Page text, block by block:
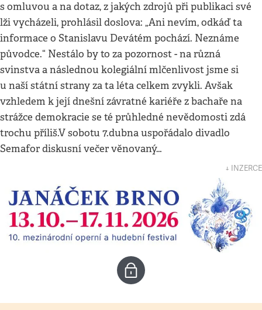
s omluvou a na dotaz, z jakých zdrojů při publikaci své
lži vycházeli, prohlásil doslova: „Ani nevím, odkáď ta
informace o Stanislavu Devátém pochází. Neznáme
původce.“ Nestálo by to za pozornost - na různá
svinstva a následnou kolegiální mlčenlivost jsme si
u naší státní strany za ta léta celkem zvykli. Avšak
vzhledem k její dnešní závratné kariéře z bachaře na
strážce demokracie se té průhledné nevědomosti zdá
trochu příliš.V sobotu 7.dubna uspořádalo divadlo
Semafor diskusní večer věnovaný…
↓ INZERCE